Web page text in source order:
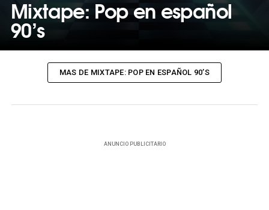
Mixtape: Pop en español
90’s
MAS DE MIXTAPE: POP EN ESPAÑOL 90’S
ANUNCIO PUBLICITARIO